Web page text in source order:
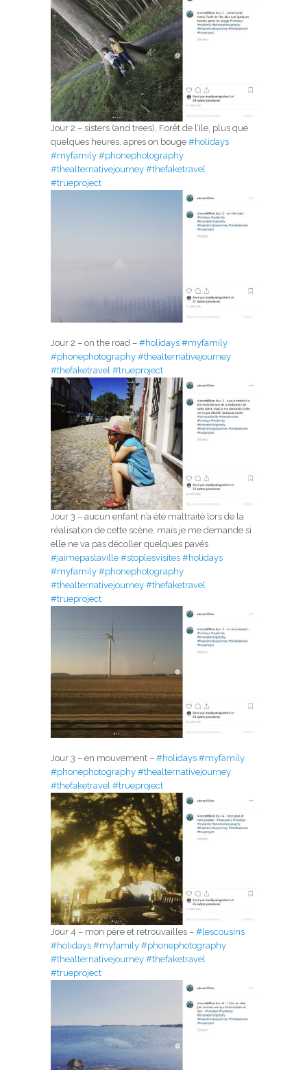
Jour 2 – sisters (and trees), Forêt de l’Ile, plus que
quelques heures, apres on bouge #holidays
#myfamily #phonephotography
#thealternativejourney #thefaketravel
#trueproject
Jour 2 – on the road – #holidays #myfamily
#phonephotography #thealternativejourney
#thefaketravel #trueproject
Jour 3 – aucun enfant n’a été maltraité lors de la
réalisation de cette scène, mais je me demande si
elle ne va pas décoller quelques pavés
#jaimepaslaville #stoplesvisites #holidays
#myfamily #phonephotography
#thealternativejourney #thefaketravel
#trueproject
Jour 3 – en mouvement – #holidays #myfamily
#phonephotography #thealternativejourney
#thefaketravel #trueproject
Jour 4 – mon père et retrouvailles – #lescousins
#holidays #myfamily #phonephotography
#thealternativejourney #thefaketravel
#trueproject